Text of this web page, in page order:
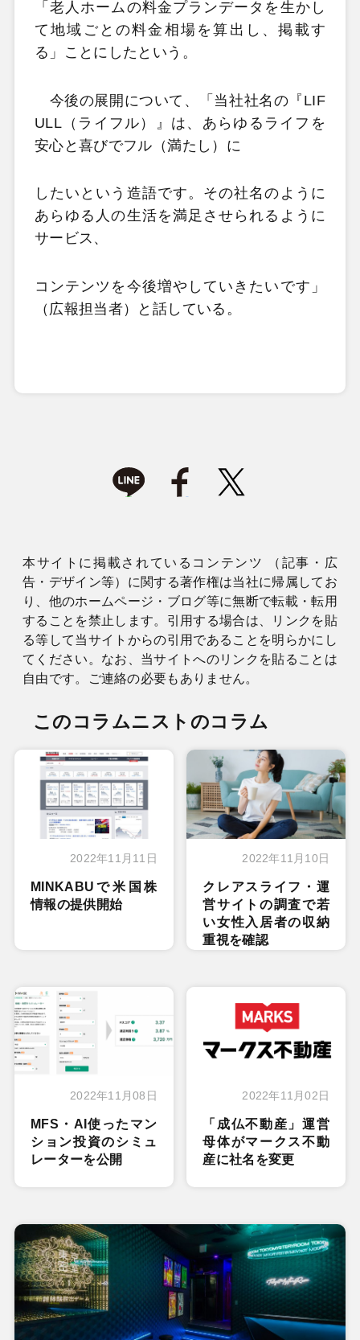
「老人ホームの料金プランデータを生かし
て地域ごとの料金相場を算出し、掲載す
る」ことにしたという。
今後の展開について、「当社社名の『LIF
ULL（ライフル）』は、あらゆるライフを
安心と喜びでフル（満たし）に
したいという造語です。その社名のように
あらゆる人の生活を満足させられるように
サービス、
コンテンツを今後増やしていきたいです」
（広報担当者）と話している。
本サイトに掲載されているコンテンツ （記事・広
告・デザイン等）に関する著作権は当社に帰属してお
り、他のホームページ・ブログ等に無断で転載・転用
することを禁止します。引用する場合は、リンクを貼
る等して当サイトからの引用であることを明らかにし
てください。なお、当サイトへのリンクを貼ることは
自由です。ご連絡の必要もありません。
このコラムニストのコラム
2022年11月11日
MINKABUで米国株
情報の提供開始
2022年11月10日
クレアスライフ・運
営サイトの調査で若
い女性入居者の収納
重視を確認
2022年11月08日
MFS・AI使ったマン
ション投資のシミュ
レーターを公開
2022年11月02日
「成仏不動産」運営
母体がマークス不動
産に社名を変更